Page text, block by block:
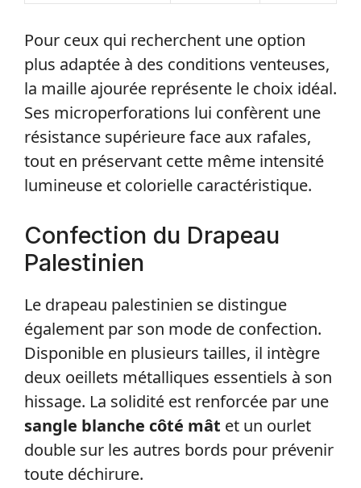
Pour ceux qui recherchent une option
plus adaptée à des conditions venteuses,
la maille ajourée représente le choix idéal.
Ses microperforations lui confèrent une
résistance supérieure face aux rafales,
tout en préservant cette même intensité
lumineuse et colorielle caractéristique.
Confection du Drapeau
Palestinien
Le drapeau palestinien se distingue
également par son mode de confection.
Disponible en plusieurs tailles, il intègre
deux oeillets métalliques essentiels à son
hissage. La solidité est renforcée par une
sangle blanche côté mât et un ourlet
double sur les autres bords pour prévenir
toute déchirure.